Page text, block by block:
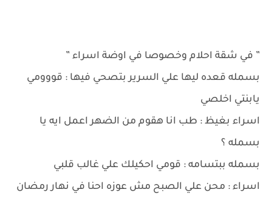
” في شقة احلام وخصوصا في اوضة اسراء ”
بسمله قعده ليها علي السرير بتصحي فيها : قووومي
يابنتي اخلصي
اسراء بغيظ : طب انا هقوم من الضهر اعمل ايه يا
بسمله ؟
بسمله ببتسامه : قومي احكيلك علي غالب قلبي
اسراء : محن علي الصبح مش عوزه احنا في نهار رمضان